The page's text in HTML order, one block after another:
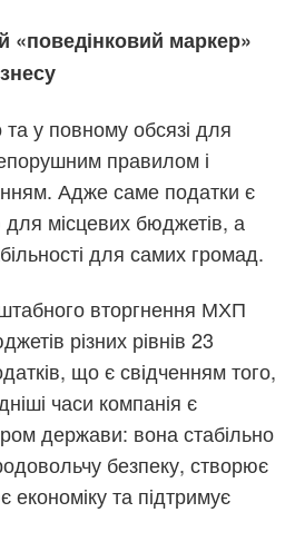
«поведінковий маркер»
у повному обсязі для
правилом і
Адже саме податки є
місцевих бюджетів, а
для самих громад.
вторгнення МХП
різних рівнів 23
що є свідченням того,
часи компанія є
держави: вона стабільно
безпеку, створює
економіку та підтримує